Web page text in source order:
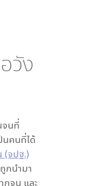
วัง
นที่
นคนที่ได้
(จปฐ.)
กนำมา
กจน และ